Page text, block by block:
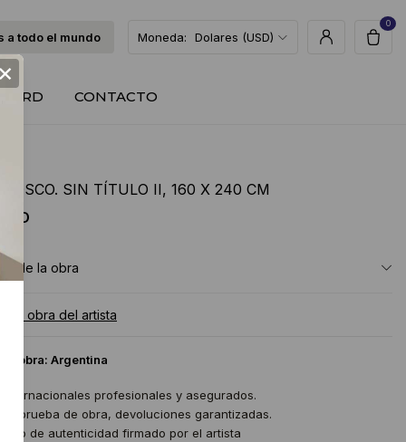
a todo el mundo Moneda: Dolares (USD)
0
CONTACTO
BOSCO. SIN TÍTULO II, 160 X 240 CM
de la obra
la obra del artista
la obra: Argentina
internacionales profesionales y asegurados.
prueba de obra, devoluciones garantizadas.
de autenticidad firmado por el artista